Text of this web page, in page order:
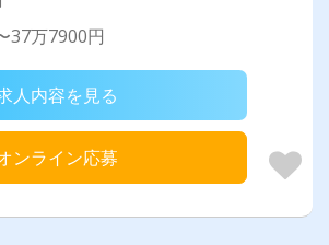
37万7900円
人内容を見る
ンライン応募